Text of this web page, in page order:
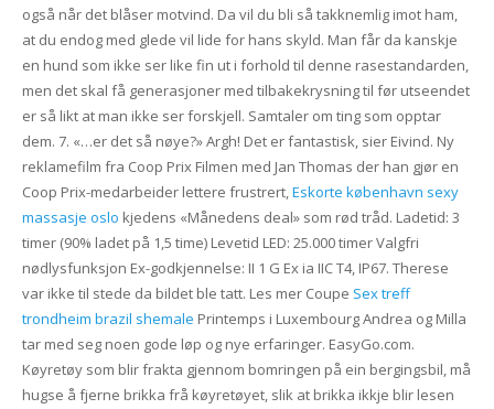
også når det blåser motvind. Da vil du bli så takknemlig imot ham,
at du endog med glede vil lide for hans skyld. Man får da kanskje
en hund som ikke ser like fin ut i forhold til denne rasestandarden,
men det skal få generasjoner med tilbakekrysning til før utseendet
er så likt at man ikke ser forskjell. Samtaler om ting som opptar
dem. 7. «…er det så nøye?» Argh! Det er fantastisk, sier Eivind. Ny
reklamefilm fra Coop Prix Filmen med Jan Thomas der han gjør en
Coop Prix-medarbeider lettere frustrert, Eskorte københavn sexy
massasje oslo kjedens «Månedens deal» som rød tråd. Ladetid: 3
timer (90% ladet på 1,5 time) Levetid LED: 25.000 timer Valgfri
nødlysfunksjon Ex-godkjennelse: II 1 G Ex ia IIC T4, IP67. Therese
var ikke til stede da bildet ble tatt.​ Les mer Coupe Sex treff
trondheim brazil shemale Printemps i Luxembourg Andrea og Milla
tar med seg noen gode løp og nye erfaringer. EasyGo.com.
Køyretøy som blir frakta gjennom bomringen på ein bergingsbil, må
hugse å fjerne brikka frå køyretøyet, slik at brikka ikkje blir lesen